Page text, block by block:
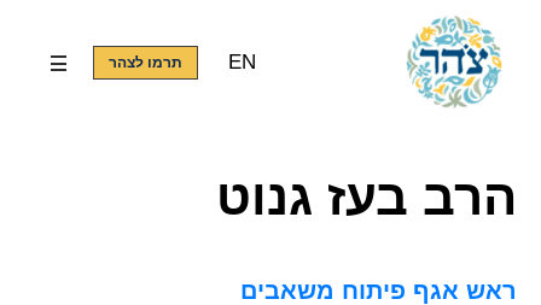
EN תרמו לצהר
הרב בעז גנוט
ראש אגף פיתוח משאבים